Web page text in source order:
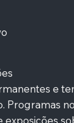
e
Programas